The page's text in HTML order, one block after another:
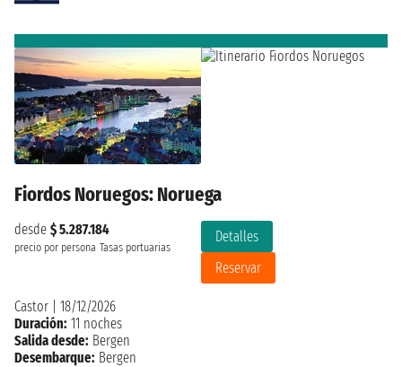
Fiordos Noruegos: Noruega
desde $ 5.287.184
precio por persona Tasas portuarias
Detalles
Reservar
Castor
18/12/2026
Duración: 11 noches
Salida desde: Bergen
Desembarque: Bergen